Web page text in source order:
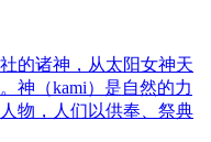
的诸神，从太阳女神天
神（kami）是自然的力
物，人们以供奉、祭典